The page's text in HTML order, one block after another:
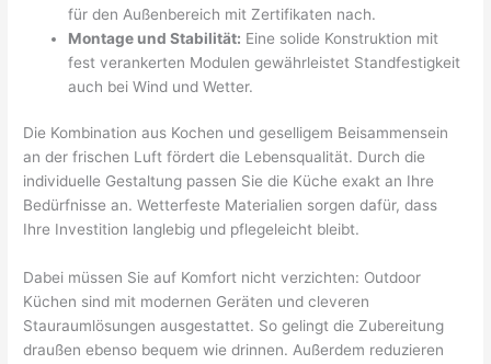
für den Außenbereich mit Zertifikaten nach.
Montage und Stabilität: Eine solide Konstruktion mit
fest verankerten Modulen gewährleistet Standfestigkeit
auch bei Wind und Wetter.
Die Kombination aus Kochen und geselligem Beisammensein
an der frischen Luft fördert die Lebensqualität. Durch die
individuelle Gestaltung passen Sie die Küche exakt an Ihre
Bedürfnisse an. Wetterfeste Materialien sorgen dafür, dass
Ihre Investition langlebig und pflegeleicht bleibt.
Dabei müssen Sie auf Komfort nicht verzichten: Outdoor
Küchen sind mit modernen Geräten und cleveren
Stauraumlösungen ausgestattet. So gelingt die Zubereitung
draußen ebenso bequem wie drinnen. Außerdem reduzieren